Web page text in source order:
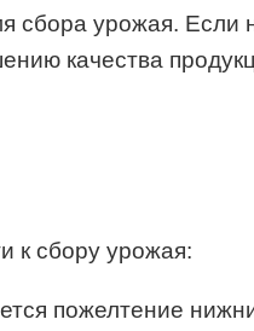
сбора урожая.
качества
к сбору урожая:
пожелтение